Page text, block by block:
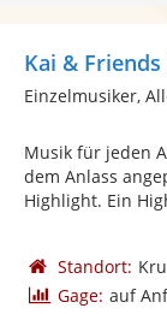
Kai &
Einzelmusiker,
Musik für jeden
dem Anlass
Highlight. Ein
Standort:
Gage: auf